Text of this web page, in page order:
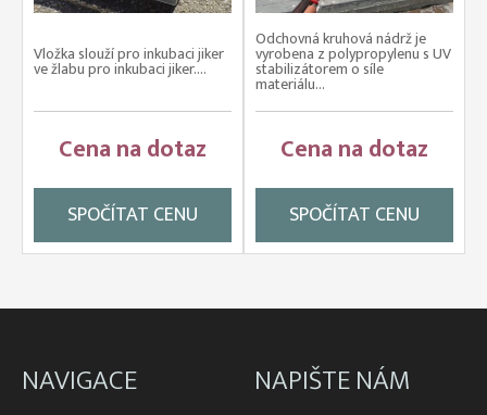
Vložka slouží pro inkubaci jiker
ve žlabu pro inkubaci jiker....
Cena na dotaz
SPOČÍTAT CENU
Odchovná kruhová nádrž je
vyrobena z polypropylenu s UV
stabilizátorem o síle
materiálu...
Cena na dotaz
SPOČÍTAT CENU
NAVIGACE NAPIŠTE NÁM